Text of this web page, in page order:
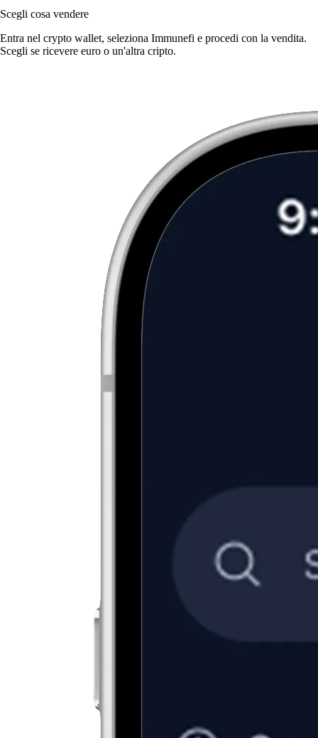
Scegli cosa vendere
Entra nel crypto wallet, seleziona Immunefi e procedi con la vendita.
Scegli se ricevere euro o un'altra cripto.